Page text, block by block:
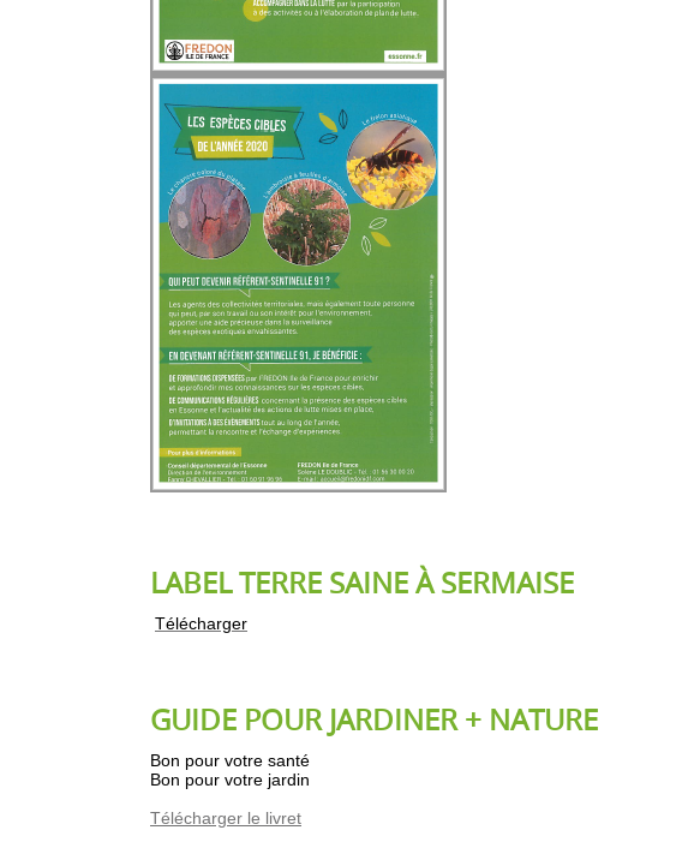
LABEL TERRE SAINE À SERMAISE
Télécharger
GUIDE POUR JARDINER + NATURE
Bon pour votre santé
Bon pour votre jardin
Télécharger le livret